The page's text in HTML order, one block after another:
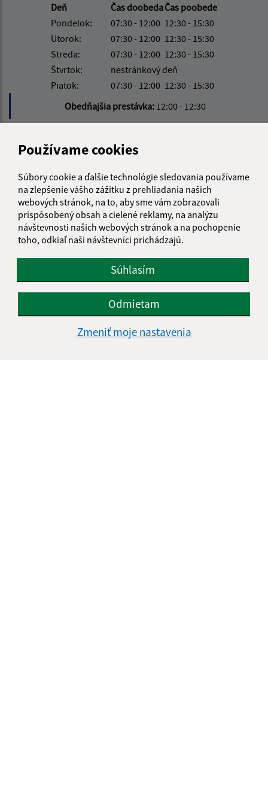
Používame cookies
Súbory cookie a ďalšie technológie sledovania používame
na zlepšenie vášho zážitku z prehliadania našich
webových stránok, na to, aby sme vám zobrazovali
prispôsobený obsah a cielené reklamy, na analýzu
návštevnosti našich webových stránok a na pochopenie
toho, odkiaľ naši návštevníci prichádzajú.
Súhlasím
Odmietam
Zmeniť moje nastavenia
Deň
Čas doobedaČas poobede
Pondelok:
07:30 - 12:00 12:30 - 15:30
Utorok:
07:30 - 12:00 12:30 - 15:30
Streda:
07:30 - 12:00 12:30 - 15:30
Štvrtok:
nestránkový deň
Piatok:
07:30 - 12:00 12:30 - 15:30
Obedňajšia prestávka: 12:00 - 12:30
Kontakt:
Bajerovce 114
08273 Bajerovce
info@bajerovce.sk
+421 51 459 73 36
IČO: 00326810